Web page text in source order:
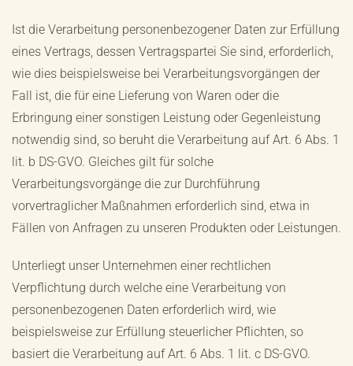
Ist die Verarbeitung personenbezogener Daten zur Erfüllung
eines Vertrags, dessen Vertragspartei Sie sind, erforderlich,
wie dies beispielsweise bei Verarbeitungsvorgängen der
Fall ist, die für eine Lieferung von Waren oder die
Erbringung einer sonstigen Leistung oder Gegenleistung
notwendig sind, so beruht die Verarbeitung auf Art. 6 Abs. 1
lit. b DS-GVO. Gleiches gilt für solche
Verarbeitungsvorgänge die zur Durchführung
vorvertraglicher Maßnahmen erforderlich sind, etwa in
Fällen von Anfragen zu unseren Produkten oder Leistungen.
Unterliegt unser Unternehmen einer rechtlichen
Verpflichtung durch welche eine Verarbeitung von
personenbezogenen Daten erforderlich wird, wie
beispielsweise zur Erfüllung steuerlicher Pflichten, so
basiert die Verarbeitung auf Art. 6 Abs. 1 lit. c DS-GVO.